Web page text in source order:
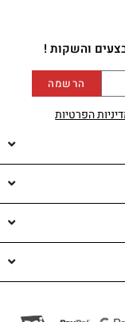
והשקות !
הפרטיות
הרשמה